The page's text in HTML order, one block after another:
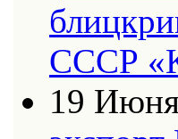
19